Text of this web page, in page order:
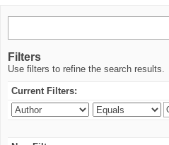
Filters
Use filters to refine the search results.
Current Filters: